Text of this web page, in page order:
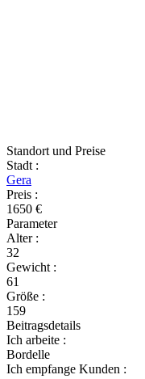
Standort und Preise
Stadt :
Gera
Preis :
1650 €
Parameter
Alter :
32
Gewicht :
61
Größe :
159
Beitragsdetails
Ich arbeite :
Bordelle
Ich empfange Kunden :